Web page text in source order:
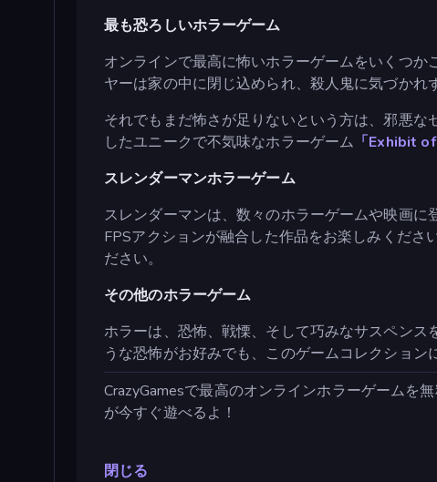
最も恐ろしいホラーゲーム
オンラインで最高に怖いホラーゲームをいくつか
ヤーは家の中に閉じ込められ、殺人鬼に気づか
それでもまだ怖さが足りないという方は、邪悪
したユニークで不気味なホラーゲーム 「Exhibit
スレンダーマンホラーゲーム
スレンダーマンは、数々のホラーゲームや映画に
FPSアクションが融合した作品をお楽しみくださ
ださい。
その他のホラーゲーム
ホラーは、恐怖、戦慄、そして巧みなサスペン
うな恐怖がお好みでも、このゲームコレクション
CrazyGamesで最高のオンラインホラーゲームを
が今すぐ遊べるよ！
閉じる